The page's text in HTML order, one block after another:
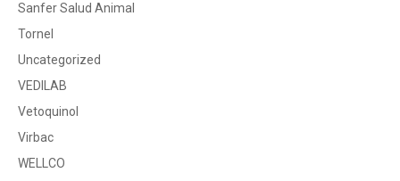
Sanfer Salud Animal
Tornel
Uncategorized
VEDILAB
Vetoquinol
Virbac
WELLCO